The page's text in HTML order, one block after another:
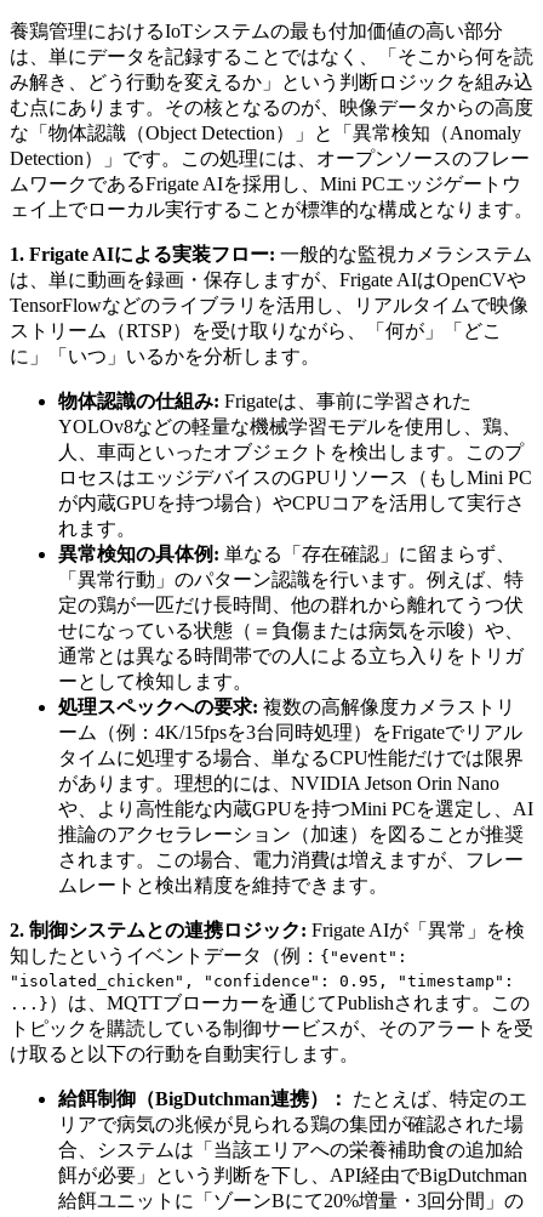
養鶏管理におけるIoTシステムの最も付加価値の高い部分
は、単にデータを記録することではなく、「そこから何を読
み解き、どう行動を変えるか」という判断ロジックを組み込
む点にあります。その核となるのが、映像データからの高度
な「物体認識（Object Detection）」と「異常検知（Anomaly
Detection）」です。この処理には、オープンソースのフレー
ムワークであるFrigate AIを採用し、Mini PCエッジゲートウ
ェイ上でローカル実行することが標準的な構成となります。
1. Frigate AIによる実装フロー: 一般的な監視カメラシステム
は、単に動画を録画・保存しますが、Frigate AIはOpenCVや
TensorFlowなどのライブラリを活用し、リアルタイムで映像
ストリーム（RTSP）を受け取りながら、「何が」「どこ
に」「いつ」いるかを分析します。
物体認識の仕組み: Frigateは、事前に学習された
YOLOv8などの軽量な機械学習モデルを使用し、鶏、
人、車両といったオブジェクトを検出します。このプ
ロセスはエッジデバイスのGPUリソース（もしMini PC
が内蔵GPUを持つ場合）やCPUコアを活用して実行さ
れます。
異常検知の具体例: 単なる「存在確認」に留まらず、
「異常行動」のパターン認識を行います。例えば、特
定の鶏が一匹だけ長時間、他の群れから離れてうつ伏
せになっている状態（＝負傷または病気を示唆）や、
通常とは異なる時間帯での人による立ち入りをトリガ
ーとして検知します。
処理スペックへの要求: 複数の高解像度カメラストリ
ーム（例：4K/15fpsを3台同時処理）をFrigateでリアル
タイムに処理する場合、単なるCPU性能だけでは限界
があります。理想的には、NVIDIA Jetson Orin Nano
や、より高性能な内蔵GPUを持つMini PCを選定し、AI
推論のアクセラレーション（加速）を図ることが推奨
されます。この場合、電力消費は増えますが、フレー
ムレートと検出精度を維持できます。
2. 制御システムとの連携ロジック: Frigate AIが「異常」を検
知したというイベントデータ（例： {"event":
"isolated_chicken", "confidence": 0.95, "timestamp":
...} ）は、MQTTブローカーを通じてPublishされます。この
トピックを購読している制御サービスが、そのアラートを受
け取ると以下の行動を自動実行します。
給餌制御（BigDutchman連携）：
たとえば、特定のエ
リアで病気の兆候が見られる鶏の集団が確認された場
合、システムは「当該エリアへの栄養補助食の追加給
餌が必要」という判断を下し、API経由でBigDutchman
給餌ユニットに「ゾーンBにて20%増量・3回分間」の